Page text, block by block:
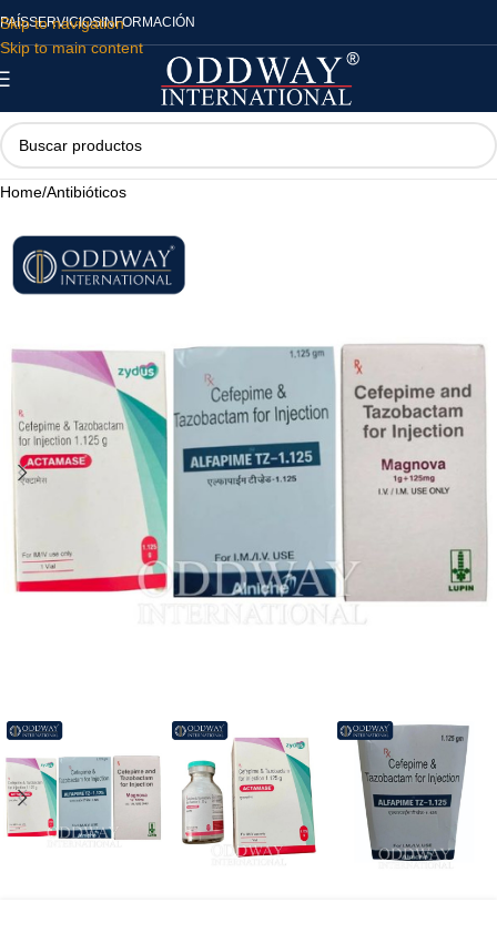
Skip to navigation
Skip to main content
PAÍSSERVICIOSINFORMACIÓN
Home/Antibióticos